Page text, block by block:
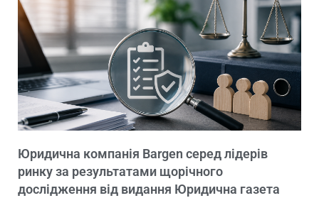
Юридична компанія Bargen серед лідерів
ринку за результатами щорічного
дослідження від видання Юридична газета